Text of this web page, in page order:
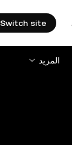
Switch site
المزيد